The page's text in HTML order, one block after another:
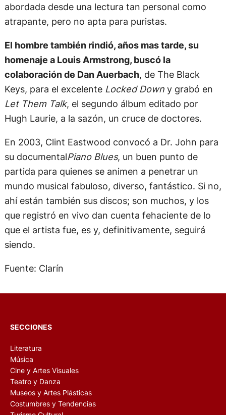
abordada desde una lectura tan personal como
atrapante, pero no apta para puristas.
El hombre también rindió, años mas tarde, su
homenaje a Louis Armstrong, buscó la
colaboración de Dan Auerbach, de The Black
Keys, para el excelente Locked Downy grabó en
Let Them Talk, el segundo álbum editado por
Hugh Laurie, a la sazón, un cruce de doctores.
En 2003, Clint Eastwood convocó a Dr. John para
su documentalPiano Blues, un buen punto de
partida para quienes se animen a penetrar un
mundo musical fabuloso, diverso, fantástico. Si no,
ahí están también sus discos; son muchos, y los
que registró en vivo dan cuenta fehaciente de lo
que el artista fue, es y, definitivamente, seguirá
siendo.
Fuente: Clarín
SECCIONES
Literatura
Música
Cine y Artes Visuales
Teatro y Danza
Museos y Artes Plásticas
Costumbres y Tendencias